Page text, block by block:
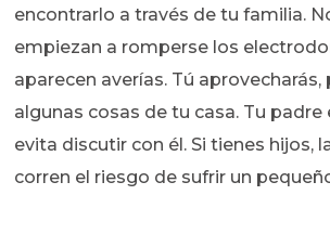
encontrarlo a través de tu familia.
empiezan a romperse los
aparecen averías. Tú aprovecharás,
algunas cosas de tu casa. Tu padre
evita discutir con él. Si tienes hijos,
corren el riesgo de sufrir un